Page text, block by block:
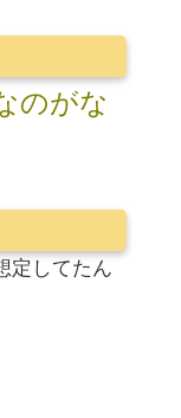
のがな
定してたん